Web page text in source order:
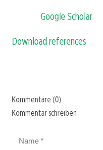
Google Scholar
Download references
Kommentare (0)
Kommentar schreiben